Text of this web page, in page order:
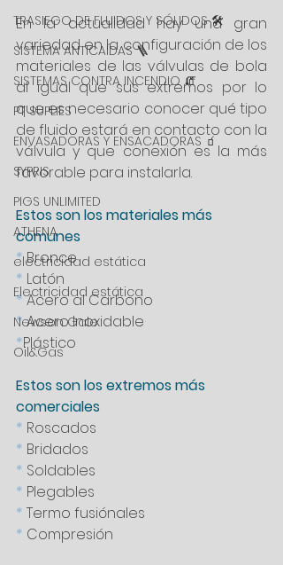
TRASIEGO DE FLUIDOS Y SÓLIDOS 🛠️
SISTEMA ANTICAÍDAS 🪜
SISTEMAS CONTRA INCENDIO 🧯
PT SUPLIES
ENVASADORAS Y ENSACADORAS 🧃
SYPRIS
PIGS UNLIMITED
ATHENA
electricidad estática
Electricidad estática
Newson Gale
Oil&Gas
En la actualidad hay una gran
variedad en la configuración de los
materiales de las válvulas de bola
al igual que sus extremos por lo
que es necesario conocer qué tipo
de fluido estará en contacto con la
válvula y que conexión es la más
favorable para instalarla.
Estos son los materiales más
comunes
* Bronce
* Latón
* Acero al Carbono
* Acero Inoxidable
*Plástico
Estos son los extremos más
comerciales
* Roscados
* Bridados
* Soldables
* Plegables
* Termo fusiónales
* Compresión